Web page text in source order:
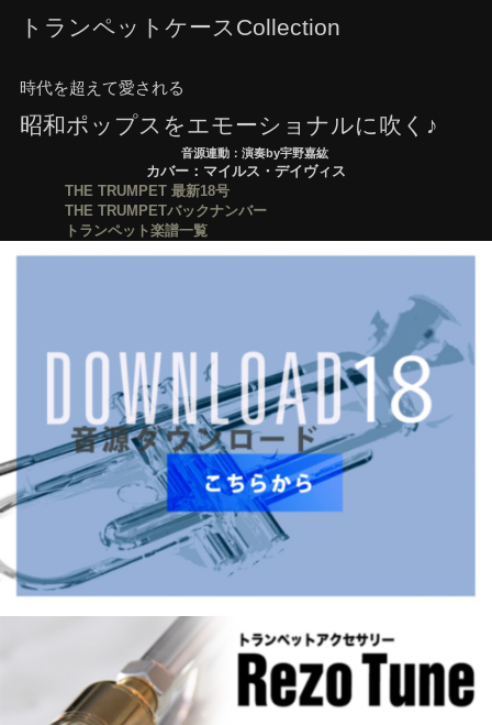
トランペットケースCollection
時代を超えて愛される
昭和ポップスをエモーショナルに吹く♪
音源連動：演奏by宇野嘉紘
カバー：マイルス・デイヴィス
THE TRUMPET 最新18号
THE TRUMPETバックナンバー
トランペット楽譜一覧